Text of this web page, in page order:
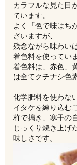
カラフルな見た目
ています。
よく「色で味はち
ざいますが、
残念ながら味わい
着色料を使っていま
着色料は、赤色、
は全てクチナシ色
化学肥料を使わな
イタケを練り込む
杵で搗き、寒干の
じっくり焼き上げ
味しさです。